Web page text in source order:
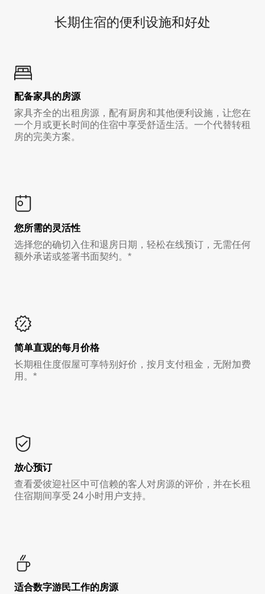
长期住宿的便利设施和好处
配备家具的房源
家具齐全的出租房源，配有厨房和其他便利设施，让您在
一个月或更长时间的住宿中享受舒适生活。一个代替转租
房的完美方案。
您所需的灵活性
选择您的确切入住和退房日期，轻松在线预订，无需任何
额外承诺或签署书面契约。*
简单直观的每月价格
长期租住度假屋可享特别好价，按月支付租金，无附加费
用。*
放心预订
查看爱彼迎社区中可信赖的客人对房源的评价，并在长租
住宿期间享受 24 小时用户支持。
适合数字游民工作的房源